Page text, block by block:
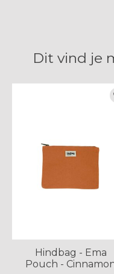
Dit vind je
Items van
Hindbag - Ema
Pouch -